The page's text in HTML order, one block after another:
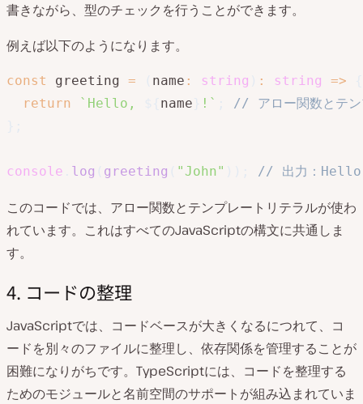
書きながら、型のチェックを行うことができます。
例えば以下のようになります。
const greeting = name : string : string =>
return
` Hello, name ! `
// アロー関数とテン
console log greeting "John" // 出力：
このコードでは、アロー関数とテンプレートリテラルが使わ
れています。これはすべてのJavaScriptの構文に共通しま
す。
4. コードの整理
JavaScriptでは、コードベースが大きくなるにつれて、コ
ードを別々のファイルに整理し、依存関係を管理することが
困難になりがちです。TypeScriptには、コードを整理する
ためのモジュールと名前空間のサポートが組み込まれていま